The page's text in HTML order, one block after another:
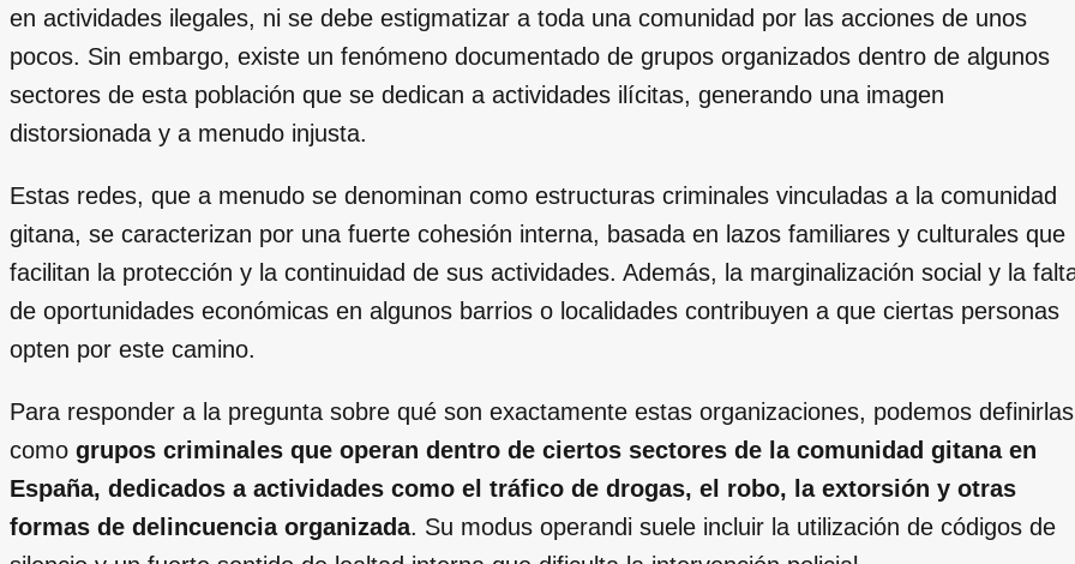
en actividades ilegales, ni se debe estigmatizar a toda una comunidad por las acciones de unos
pocos. Sin embargo, existe un fenómeno documentado de grupos organizados dentro de algunos
sectores de esta población que se dedican a actividades ilícitas, generando una imagen
distorsionada y a menudo injusta.
Estas redes, que a menudo se denominan como estructuras criminales vinculadas a la comunidad
gitana, se caracterizan por una fuerte cohesión interna, basada en lazos familiares y culturales que
facilitan la protección y la continuidad de sus actividades. Además, la marginalización social y la
de oportunidades económicas en algunos barrios o localidades contribuyen a que ciertas personas
opten por este camino.
Para responder a la pregunta sobre qué son exactamente estas organizaciones, podemos definirlas
como grupos criminales que operan dentro de ciertos sectores de la comunidad gitana en
España, dedicados a actividades como el tráfico de drogas, el robo, la extorsión y otras
formas de delincuencia organizada. Su modus operandi suele incluir la utilización de códigos de